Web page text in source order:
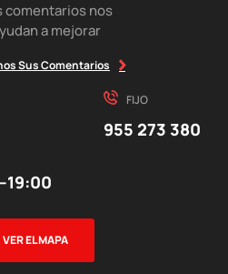
comentarios nos
a mejorar
Sus Comentarios
FIJO
955 273 380
VER EL MAPA